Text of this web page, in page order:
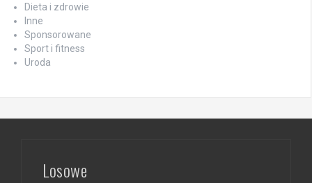
Dieta i zdrowie
Inne
Sponsorowane
Sport i fitness
Uroda
Losowe